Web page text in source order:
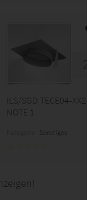
ILS/SGD TECE04-
NOTE 1
Sonstiges